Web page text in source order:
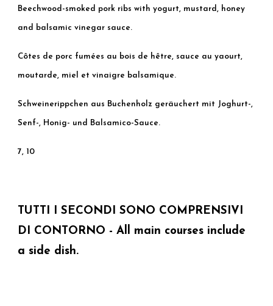
Beechwood-smoked pork ribs with yogurt, mustard, honey
and balsamic vinegar sauce.
Côtes de porc fumées au bois de hêtre, sauce au yaourt,
moutarde, miel et vinaigre balsamique.
Schweinerippchen aus Buchenholz geräuchert mit Joghurt-,
Senf-, Honig- und Balsamico-Sauce.
7, 10
TUTTI I SECONDI SONO COMPRENSIVI
DI CONTORNO - All main courses include
a side dish.